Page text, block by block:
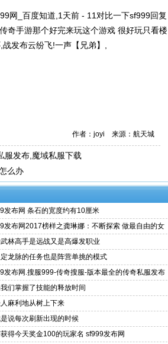
网_百度知道,1天前 - 11对比一下sf999回复
奇手游那个好完来玩这个游戏 很好玩只看楼
发布云纷飞!一声【兄弟】,
作者：joyi 来源：航天城
服发布,魔域私服下载
么办
发布网 条石的宽度约有10厘米
发布网2017榜样之龚琳娜：不断探索 做最自由的女
武林高手是远战又是高爆发职业
龙脉的任务也是阵营单挑的模式
发布网.搜服999-传奇搜服-版本最全的传奇私服发布
们掌握了技能的释放时间
麻利地从树上下来
说每次刷新出现的时候
得今天奖金100的玩家名 sf999发布网